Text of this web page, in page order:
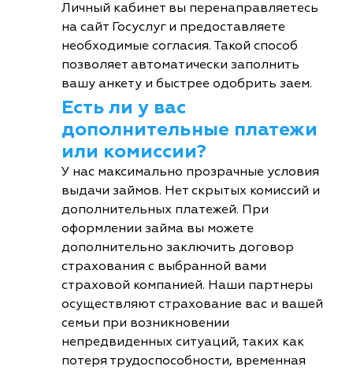
Личный кабинет вы перенаправляетесь
на сайт Госуслуг и предоставляете
необходимые согласия. Такой способ
позволяет автоматически заполнить
вашу анкету и быстрее одобрить заем.
Есть ли у вас
дополнительные платежи
или комиссии?
У нас максимально прозрачные условия
выдачи займов. Нет скрытых комиссий и
дополнительных платежей. При
оформлении займа вы можете
дополнительно заключить договор
страхования с выбранной вами
страховой компанией. Наши партнеры
осуществляют страхование вас и вашей
семьи при возникновении
непредвиденных ситуаций, таких как
потеря трудоспособности, временная